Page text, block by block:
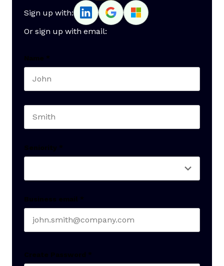
Sign up with:
Or sign up with email:
Name *
Seniority *
Business email *
Create Password *